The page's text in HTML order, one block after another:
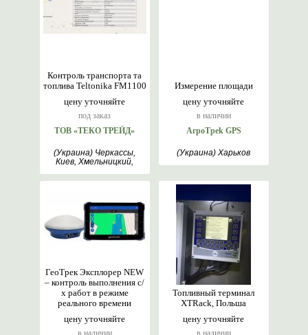
цену уточняйте
под заказ
Контроль транспорта та
топлива Teltonika FM1100
ТОВ «ТЕКО ТРЕЙД»
(Украина) Черкассы,
Киев, Хмельницкий,
цену уточняйте
в наличии
Измерение площади
AгрoTреk GPS
(Украина) Харьков
цену уточняйте
в наличии
ГеоТрек Эксплорер NEW
– контроль выполнения с/
х работ в режиме
реального времени
цену уточняйте
в наличии
Топливный терминал
XTRack, Польша